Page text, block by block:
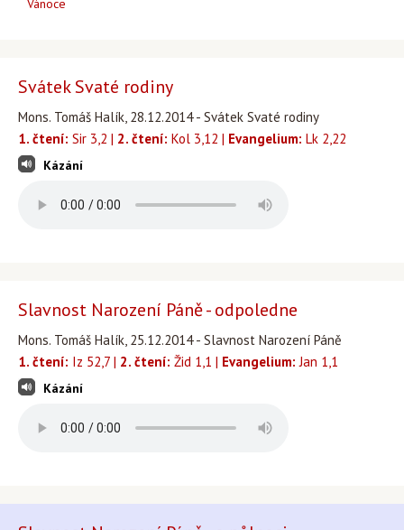
Vánoce
Svátek Svaté rodiny
Mons. Tomáš Halík, 28.12.2014 - Svátek Svaté rodiny
1. čtení: Sir 3,2 | 2. čtení: Kol 3,12 | Evangelium: Lk 2,22
Kázání
Slavnost Narození Páně - odpoledne
Mons. Tomáš Halík, 25.12.2014 - Slavnost Narození Páně
1. čtení: Iz 52,7 | 2. čtení: Žid 1,1 | Evangelium: Jan 1,1
Kázání